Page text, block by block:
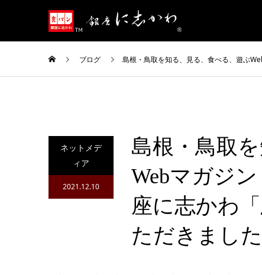
ブログ 島根・鳥取を知る、見る、食べる、遊ぶ
ネットメデ
ィア
2021.12.10
島根・鳥取
Webマガジ
座に志かわ
ただきました